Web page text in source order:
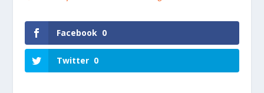
Facebook 0
Twitter 0